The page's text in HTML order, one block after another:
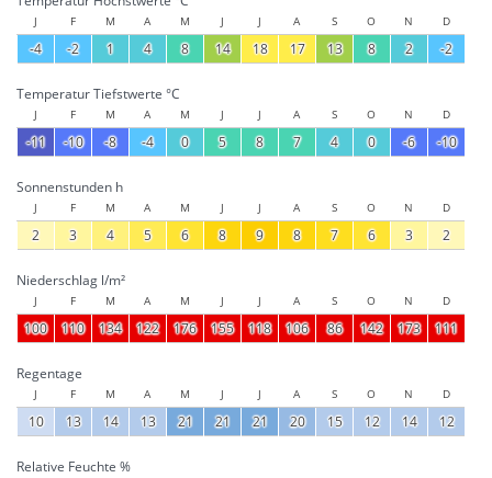
J F M A M J J A S O N D
-4 -2 1 4 8 14 18 17 13 8 2 -2
Temperatur Tiefstwerte °C
J F M A M J J A S O N D
-11 -10 -8 -4 0 5 8 7 4 0 -6 -10
Sonnenstunden h
J F M A M J J A S O N D
2 3 4 5 6 8 9 8 7 6 3 2
Niederschlag l/m²
J F M A M J J A S O N D
100 110 134 122 176 155 118 106 86 142 173 111
Regentage
J F M A M J J A S O N D
10 13 14 13 21 21 21 20 15 12 14 12
Relative Feuchte %